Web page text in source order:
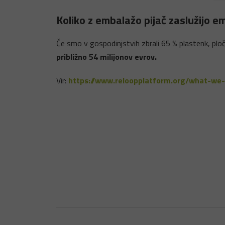
Koliko z embalažo pijač zaslužijo
Če smo v gospodinjstvih zbrali 65 % plastenk,
približno 54 milijonov evrov.
Vir: https://www.reloopplatform.org/what-
IŠČITE PO STRANI